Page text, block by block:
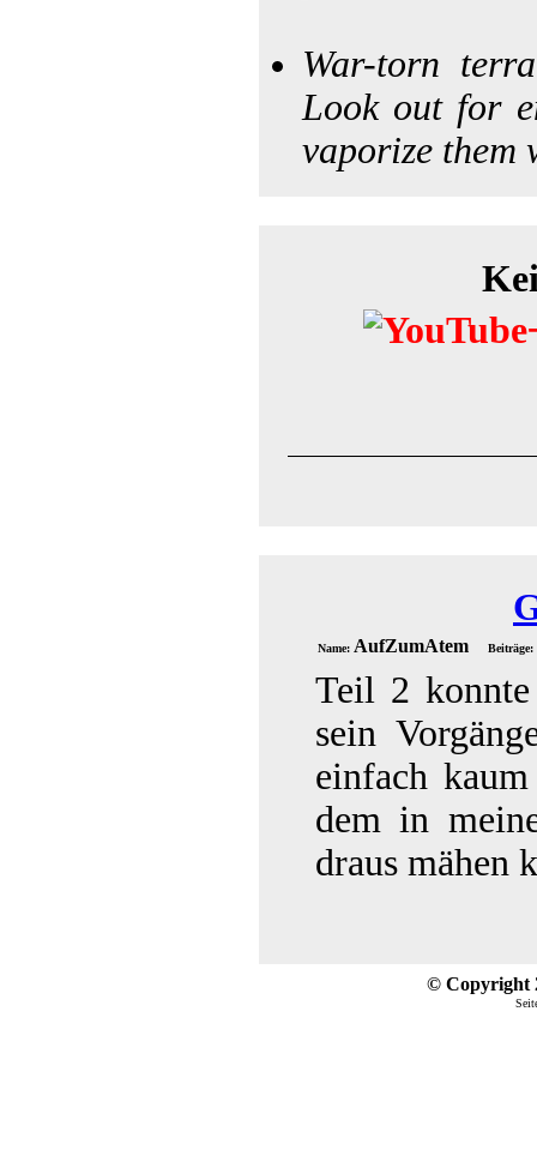
War-torn
Look out for
vaporize them
Name: AufZumAtem Beiträge:
Teil 2
sein
einfach
dem in
draus mähen
© Copyright